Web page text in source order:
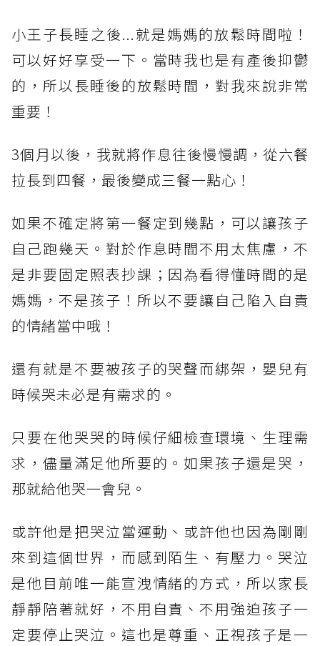
小王子長睡之後...就是媽媽的放鬆時間啦！
可以好好享受一下。當時我也是有產後抑鬱
的，所以長睡後的放鬆時間，對我來說非常
重要！
3個月以後，我就將作息往後慢慢調，從六餐
拉長到四餐，最後變成三餐一點心！
如果不確定將第一餐定到幾點，可以讓孩子
自己跑幾天。對於作息時間不用太焦慮，不
是非要固定照表抄課；因為看得懂時間的是
媽媽，不是孩子！所以不要讓自己陷入自責
的情緒當中哦！
還有就是不要被孩子的哭聲而綁架，嬰兒有
時候哭未必是有需求的。
只要在他哭哭的時候仔細檢查環境、生理需
求，儘量滿足他所要的。如果孩子還是哭，
那就給他哭一會兒。
或許他是把哭泣當運動、或許他也因為剛剛
來到這個世界，而感到陌生、有壓力。哭泣
是他目前唯一能宣洩情緒的方式，所以家長
靜靜陪著就好，不用自責、不用強迫孩子一
定要停止哭泣。這也是尊重、正視孩子是一